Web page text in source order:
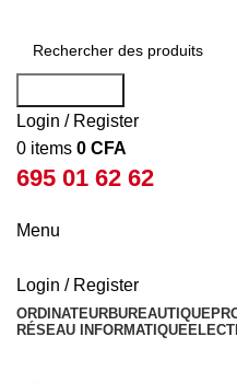
Login / Register
0 items 0 CFA
695 01 62 62
Menu
Login / Register
ORDINATEURBUREAUTIQUE
RÉSEAU INFORMATIQUE